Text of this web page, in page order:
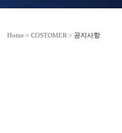
Home > COSTOMER > 공지사항